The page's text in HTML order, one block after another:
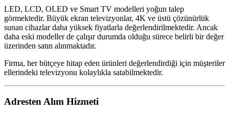
LED, LCD, OLED ve Smart TV modelleri yoğun talep
görmektedir. Büyük ekran televizyonlar, 4K ve üstü çözünürlük
sunan cihazlar daha yüksek fiyatlarla değerlendirilmektedir. Ancak
daha eski modeller de çalışır durumda olduğu sürece belirli bir değer
üzerinden satın alınmaktadır.
Firma, her bütçeye hitap eden ürünleri değerlendirdiği için müşteriler
ellerindeki televizyonu kolaylıkla satabilmektedir.
Adresten Alım Hizmeti